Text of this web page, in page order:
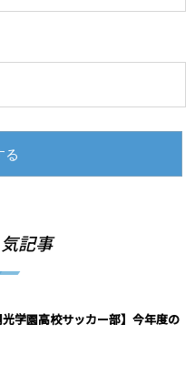
記事
光学園高校サッカー部】今年度の